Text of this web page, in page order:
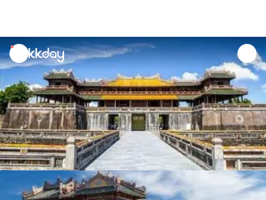
unread
notifications